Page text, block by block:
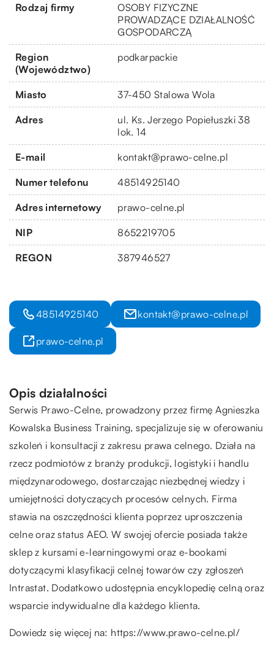
Rodzaj firmy
OSOBY FIZYCZNE
PROWADZĄCE DZIAŁALNOŚĆ
GOSPODARCZĄ
Region
(Województwo)
podkarpackie
Miasto 37-450 Stalowa Wola
Adres
ul. Ks. Jerzego Popiełuszki 38
lok. 14
E-mail kontakt@prawo-celne.pl
Numer telefonu 48514925140
Adres internetowy prawo-celne.pl
NIP 8652219705
REGON 387946527
48514925140 kontakt@prawo-celne.pl
prawo-celne.pl
Opis działalności
Serwis Prawo-Celne, prowadzony przez firmę Agnieszka
Kowalska Business Training, specjalizuje się w oferowaniu
szkoleń i konsultacji z zakresu prawa celnego. Działa na
rzecz podmiotów z branży produkcji, logistyki i handlu
międzynarodowego, dostarczając niezbędnej wiedzy i
umiejętności dotyczących procesów celnych. Firma
stawia na oszczędności klienta poprzez uproszczenia
celne oraz status AEO. W swojej ofercie posiada także
sklep z kursami e-learningowymi oraz e-bookami
dotyczącymi klasyfikacji celnej towarów czy zgłoszeń
Intrastat. Dodatkowo udostępnia encyklopedię celną oraz
wsparcie indywidualne dla każdego klienta.
Dowiedz się więcej na: https://www.prawo-celne.pl/